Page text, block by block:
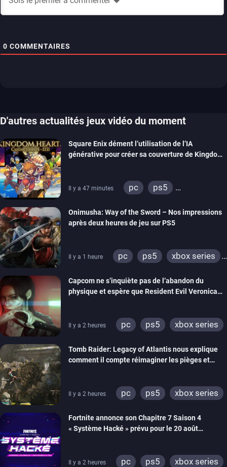
0 COMMENTAIRES
D'autres actualités jeux vidéo du moment
Square Enix dément l’utilisation de l’IA
générative pour créer sa couverture de Kingdom
Il y a 47 minutes pc
ps5
Onimusha: Way of the Sword – Nos impressions
après deux heures de jeu sur PS5
Il y a 1 heure pc ps5
xbox series
Capcom ne s’inquiète pas de l’abandon du
physique et espère que Resident Evil Veronica
Il y a 2 heures pc ps5
xbox series
Tomb Raider: Legacy of Atlantis nous explique
comment il compte réimaginer les pièges et
Il y a 2 heures pc ps5
xbox series
Fortnite annonce son Chapitre 7 Saison 4
« Système Hacké » prévu pour le 20 août
Il y a 2 heures pc ps5
xbox series